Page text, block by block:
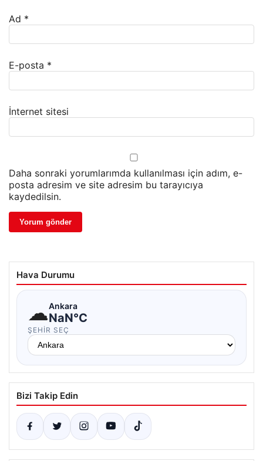
Ad *
E-posta *
İnternet sitesi
Daha sonraki yorumlarımda kullanılması için adım, e-
posta adresim ve site adresim bu tarayıcıya
kaydedilsin.
Hava Durumu
☁Ankara
NaN°C
ŞEHIR SEÇ
Bizi Takip Edin